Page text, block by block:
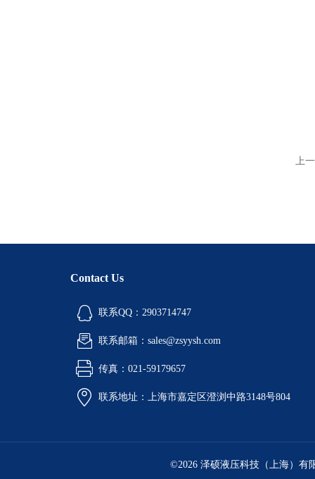
上
Contact Us
联系QQ：2903714747
联系邮箱：sales@zsyysh.com
传真：021-59179657
联系地址：上海市嘉定区澄浏中路3148号804
©2026 泽硕液压科技（上海）有